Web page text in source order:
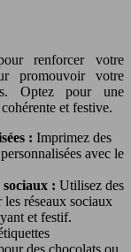
renforcer votre
promouvoir votre
Optez pour une
et festive.
: Imprimez des
avec le
sociaux : Utilisez des
réseaux sociaux
et festif.
des chocolats ou